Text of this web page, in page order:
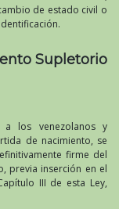
de estado civil o
Supletorio
los venezolanos y
de nacimiento, se
firme del
previa inserción en el
III de esta Ley,